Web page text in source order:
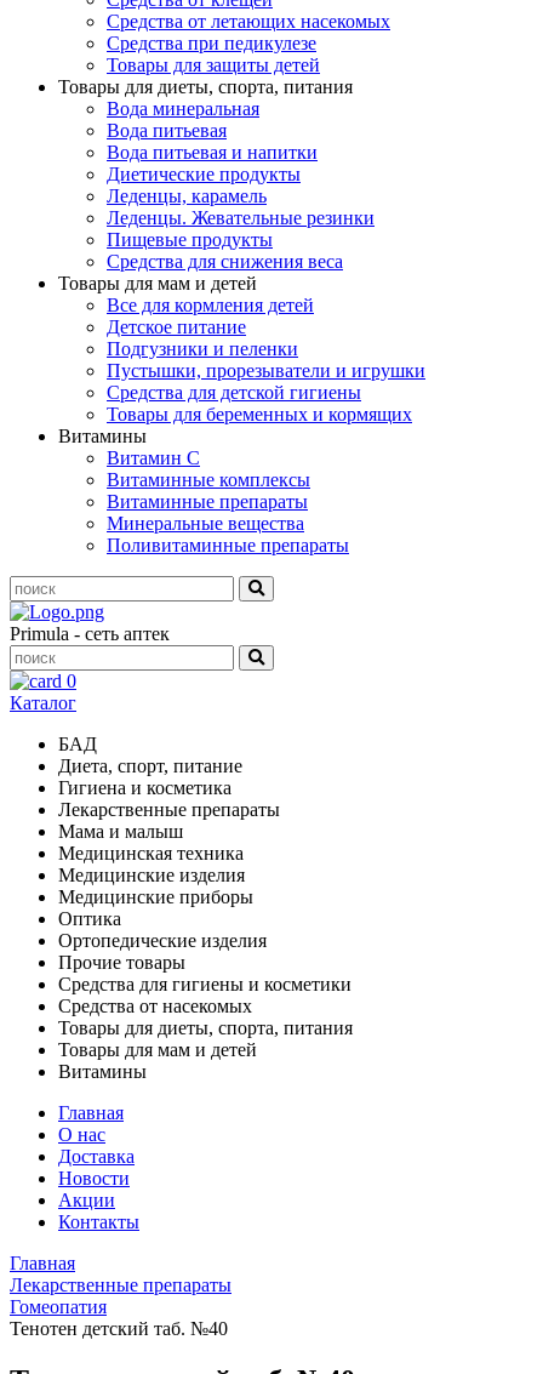
Средства от летающих насекомых
Средства при педикулезе
Товары для защиты детей
Товары для диеты, спорта, питания
Вода минеральная
Вода питьевая
Вода питьевая и напитки
Диетические продукты
Леденцы, карамель
Леденцы. Жевательные резинки
Пищевые продукты
Средства для снижения веса
Товары для мам и детей
Все для кормления детей
Детское питание
Подгузники и пеленки
Пустышки, прорезыватели и игрушки
Средства для детской гигиены
Товары для беременных и кормящих
Витамины
Витамин С
Витаминные комплексы
Витаминные препараты
Минеральные вещества
Поливитаминные препараты
Primula - сеть аптек
0
Каталог
БАД
Диета, спорт, питание
Гигиена и косметика
Лекарственные препараты
Мама и малыш
Медицинская техника
Медицинские изделия
Медицинские приборы
Оптика
Ортопедические изделия
Прочие товары
Средства для гигиены и косметики
Средства от насекомых
Товары для диеты, спорта, питания
Товары для мам и детей
Витамины
Главная
О нас
Доставка
Новости
Акции
Контакты
Главная
Лекарственные препараты
Гомеопатия
Тенотен детский таб. №40